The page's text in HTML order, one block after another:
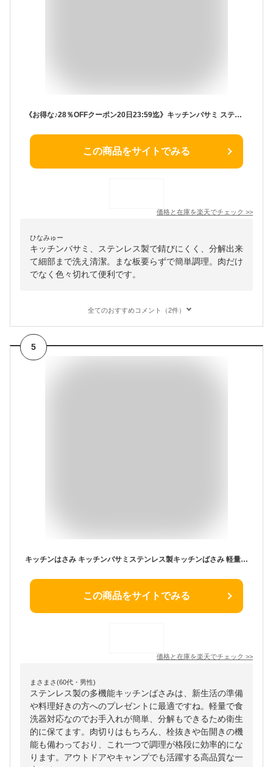
《お得な♪28％OFFクーポン20日23:59迄》キッチンバサミ ステンレス 分解 キッチンバサミ 料理ばさみ 分解 食洗機対応 食洗機 持ち運び 専用ケース付 まな板いらず キッチンはさみ 食洗機対応 キ分解して洗える 肉切り 野菜 カット ステンレス 便利グッズ プレゼント
この商品をサイトでみる
価格と在庫を楽天でチェック >>
ひなみゅー
キッチンバサミ、ステンレス製で錆びにくく、分解出来
て細部まで洗え清潔。まな板要らずで簡単調理。肉だけ
でなく色々切れて便利です。
全てのおすすめコメント（2件）
5
キッチンはさみ キッチンバサミステンレス製キッチンばさみ 軽量 食洗器対応 料理ハサミ 料理 調理 多機能 分解 肉切り アウトドア キャンプ ギフト キッチングッズ 便利 台所 効率的 高品質 栓抜き オープナー 缶開き さびない 新生活 便利 プレゼント 人気
この商品をサイトでみる
価格と在庫を楽天でチェック >>
まさまさ(60代・男性)
ステンレス製の多機能キッチンばさみは、新生活の準備
や料理好きの方へのプレゼントに最適ですね。軽量で食
洗器対応なのでお手入れが簡単、分解もできるため衛生
的に保てます。肉切りはもちろん、栓抜きや缶開きの機
能も備わっており、これ一つで調理が格段に効率的にな
ります。アウトドアやキャンプでも活躍する高品質な一